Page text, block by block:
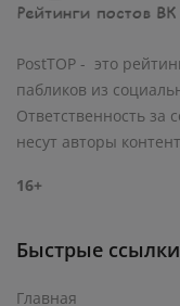
PostTOP - это
пабликов из
Ответственность за
несут авторы
16+
Быстрые ссылки
Главная